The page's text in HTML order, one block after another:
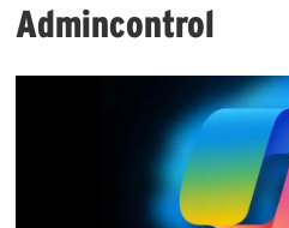
Admincontrol